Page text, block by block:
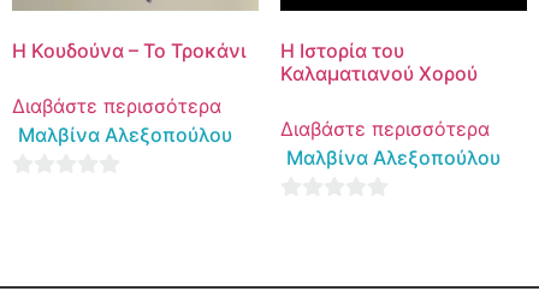
Η Κουδούνα – Το Τροκάνι
Διαβάστε περισσότερα
Μαλβίνα Αλεξοπούλου
5
Η Ιστορία του
Καλαματιανού Χορού
Διαβάστε περισσότερα
Μαλβίνα Αλεξοπούλου